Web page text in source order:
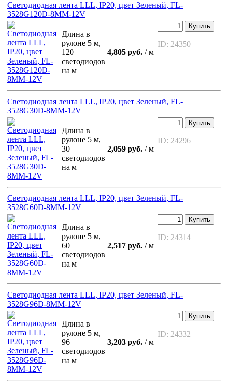
Светодиодная лента LLL, IP20, цвет Зеленый, FL-
3528G120D-8MM-12V
Длина в
рулоне 5 м,
120
светодиодов
на м
4,805 руб. / м
Купить
ID: 24350
Светодиодная лента LLL, IP20, цвет Зеленый, FL-
3528G30D-8MM-12V
Длина в
рулоне 5 м,
30
светодиодов
на м
2,059 руб. / м
Купить
ID: 24296
Светодиодная лента LLL, IP20, цвет Зеленый, FL-
3528G60D-8MM-12V
Длина в
рулоне 5 м,
60
светодиодов
на м
2,517 руб. / м
Купить
ID: 24314
Светодиодная лента LLL, IP20, цвет Зеленый, FL-
3528G96D-8MM-12V
Длина в
рулоне 5 м,
96
светодиодов
на м
3,203 руб. / м
Купить
ID: 24332